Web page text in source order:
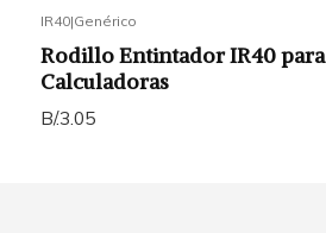
IR40|Genérico
Rodillo Entintador IR40 para
Calculadoras
B/.3.05